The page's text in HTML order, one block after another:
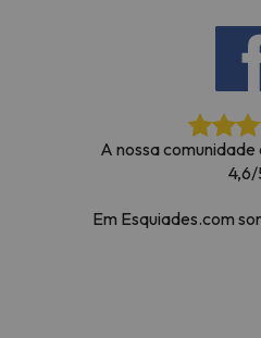
A nossa
4,6/
Em Esquiades.com